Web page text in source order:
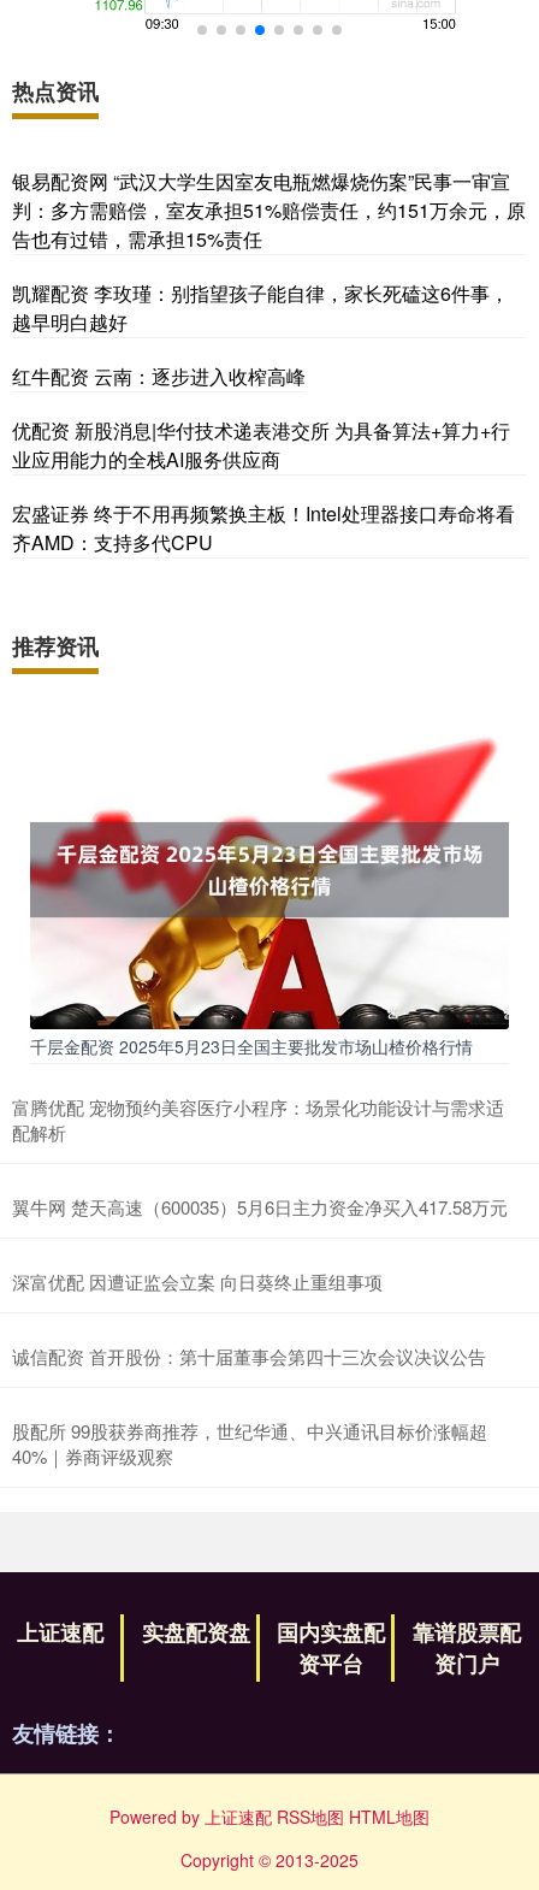
热点资讯
银易配资网 “武汉大学生因室友电瓶燃爆烧伤案”民事一审宣
判：多方需赔偿，室友承担51%赔偿责任，约151万余元，原
告也有过错，需承担15%责任
凯耀配资 李玫瑾：别指望孩子能自律，家长死磕这6件事，
越早明白越好
红牛配资 云南：逐步进入收榨高峰
优配资 新股消息|华付技术递表港交所 为具备算法+算力+行
业应用能力的全栈AI服务供应商
宏盛证券 终于不用再频繁换主板！Intel处理器接口寿命将看
齐AMD：支持多代CPU
推荐资讯
千层金配资 2025年5月23日全国主要批发市场山楂价格行情
富腾优配 宠物预约美容医疗小程序：场景化功能设计与需求适
配解析
翼牛网 楚天高速（600035）5月6日主力资金净买入417.58万元
深富优配 因遭证监会立案 向日葵终止重组事项
诚信配资 首开股份：第十届董事会第四十三次会议决议公告
股配所 99股获券商推荐，世纪华通、中兴通讯目标价涨幅超
40%｜券商评级观察
上证速配 实盘配资盘
国内实盘配
资平台
靠谱股票配
资门户
友情链接：
Powered by 上证速配 RSS地图 HTML地图
Copyright © 2013-2025